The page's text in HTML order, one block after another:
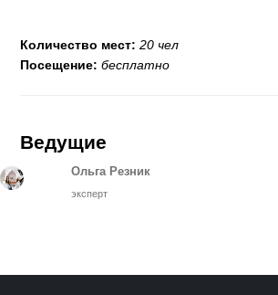
Количество мест: 20 чел
Посещение: бесплатно
Ведущие
Ольга Резник
эксперт